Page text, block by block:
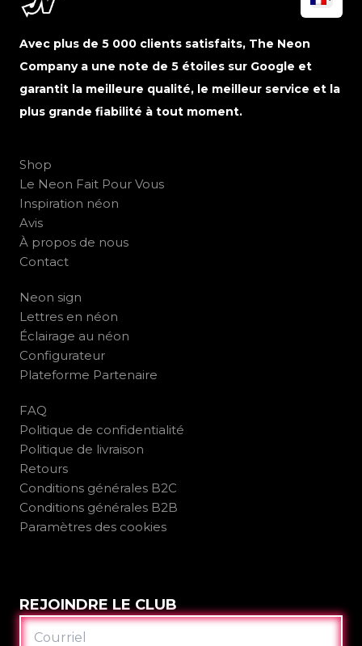
Avec plus de 5 000 clients satisfaits, The Neon
Company a une note de 5 étoiles sur Google et
garantit la meilleure qualité, le meilleur service et la
plus grande fiabilité à tout moment.
Shop
Le Neon Fait Pour Vous
Inspiration néon
Avis
À propos de nous
Contact
Neon sign
Lettres en néon
Éclairage au néon
Configurateur
Plateforme Partenaire
FAQ
Politique de confidentialité
Politique de livraison
Retours
Conditions générales B2C
Conditions générales B2B
Paramètres des cookies
REJOINDRE LE CLUB
COURRIEL